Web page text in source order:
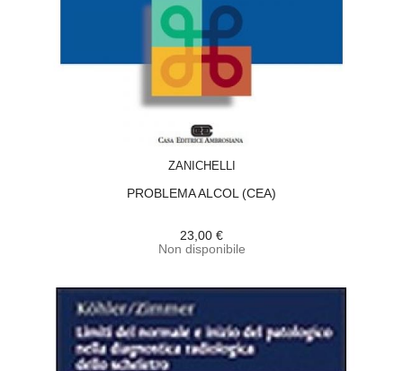
ZANICHELLI
PROBLEMA ALCOL (CEA)
23,00 €
Non disponibile